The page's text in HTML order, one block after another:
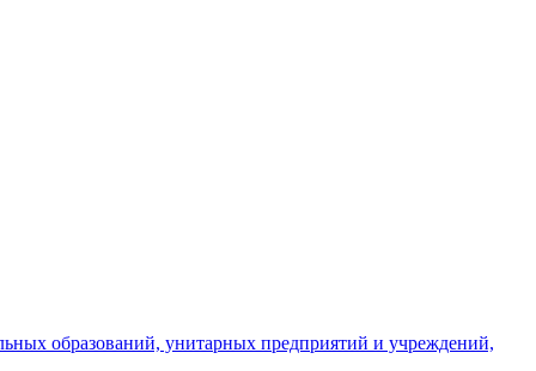
образований, унитарных предприятий и учреждений,